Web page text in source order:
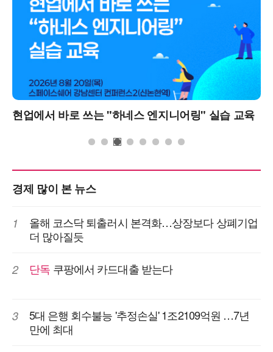
현업에서 바로 쓰는 "하네스 엔지니어링" 실습 교육
경제 많이 본 뉴스
1
올해 코스닥 퇴출러시 본격화…상장보다 상폐기업
더 많아질듯
2 단독 쿠팡에서 카드대출 받는다
3
5대 은행 회수불능 '추정손실' 1조2109억원 …7년
만에 최대